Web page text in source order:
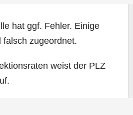
hat ggf. Feh­ler. Eini­ge
falsch zugeordnet.
weist der PLZ